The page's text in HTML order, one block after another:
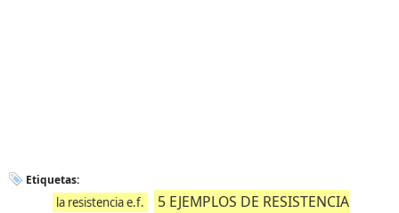
Etiquetas:
la resistencia e.f.
5 EJEMPLOS DE RESISTENCIA